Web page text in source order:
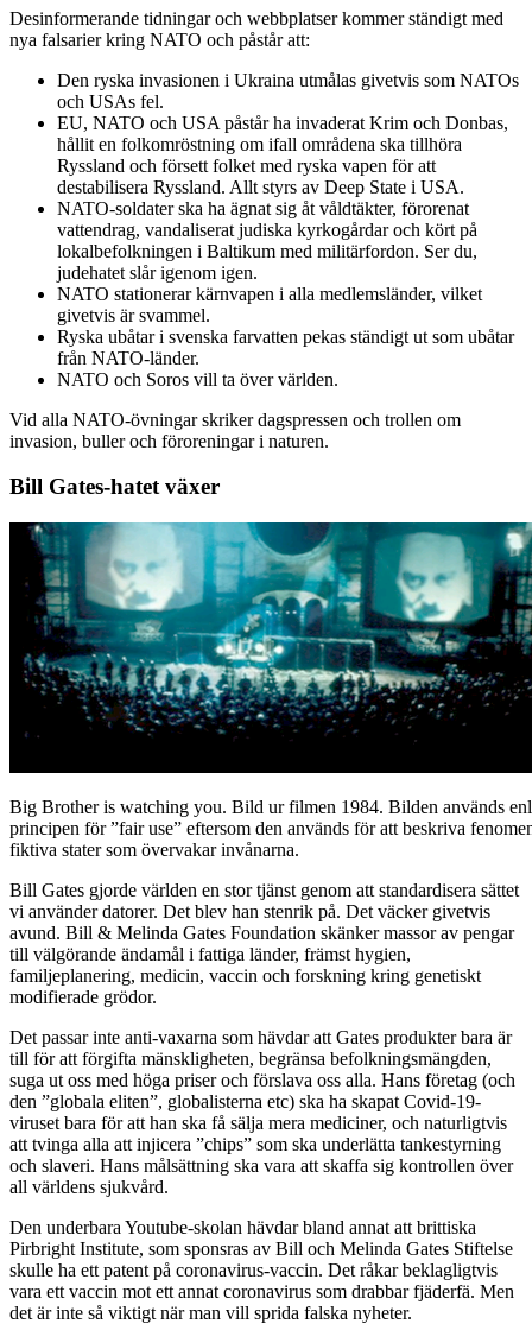
Desinformerande tidningar och webbplatser kommer ständigt med
nya falsarier kring NATO och påstår att:
Den ryska invasionen i Ukraina utmålas givetvis som NATOs
och USAs fel.
EU, NATO och USA påstår ha invaderat Krim och Donbas,
hållit en folkomröstning om ifall områdena ska tillhöra
Ryssland och försett folket med ryska vapen för att
destabilisera Ryssland. Allt styrs av Deep State i USA.
NATO-soldater ska ha ägnat sig åt våldtäkter, förorenat
vattendrag, vandaliserat judiska kyrkogårdar och kört på
lokalbefolkningen i Baltikum med militärfordon. Ser du,
judehatet slår igenom igen.
NATO stationerar kärnvapen i alla medlemsländer, vilket
givetvis är svammel.
Ryska ubåtar i svenska farvatten pekas ständigt ut som ubåtar
från NATO-länder.
NATO och Soros vill ta över världen.
Vid alla NATO-övningar skriker dagspressen och trollen om
invasion, buller och föroreningar i naturen.
Bill Gates-hatet växer
Big Brother is watching you. Bild ur filmen 1984. Bilden används
principen för ”fair use” eftersom den används för att beskriva
fiktiva stater som övervakar invånarna.
Bill Gates gjorde världen en stor tjänst genom att standardisera sättet
vi använder datorer. Det blev han stenrik på. Det väcker givetvis
avund. Bill & Melinda Gates Foundation skänker massor av pengar
till välgörande ändamål i fattiga länder, främst hygien,
familjeplanering, medicin, vaccin och forskning kring genetiskt
modifierade grödor.
Det passar inte anti-vaxarna som hävdar att Gates produkter bara är
till för att förgifta mänskligheten, begränsa befolkningsmängden,
suga ut oss med höga priser och förslava oss alla. Hans företag (och
den ”globala eliten”, globalisterna etc) ska ha skapat Covid-19-
viruset bara för att han ska få sälja mera mediciner, och naturligtvis
att tvinga alla att injicera ”chips” som ska underlätta tankestyrning
och slaveri. Hans målsättning ska vara att skaffa sig kontrollen över
all världens sjukvård.
Den underbara Youtube-skolan hävdar bland annat att brittiska
Pirbright Institute, som sponsras av Bill och Melinda Gates Stiftelse
skulle ha ett patent på coronavirus-vaccin. Det råkar beklagligtvis
vara ett vaccin mot ett annat coronavirus som drabbar fjäderfä. Men
det är inte så viktigt när man vill sprida falska nyheter.